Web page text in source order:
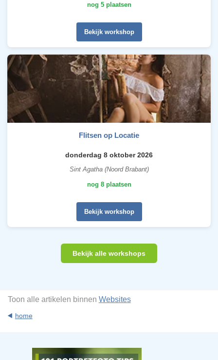
nog 5 plaatsen
Bekijk workshop
Flitsen op Locatie
donderdag 8 oktober 2026
Sint Agatha (Noord Brabant)
nog 8 plaatsen
Bekijk workshop
Bekijk alle workshops
Toon alle artikelen binnen Websites
home